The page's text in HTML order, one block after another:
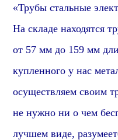
«Трубы стальные
На складе находятся
от 57 мм до 159 мм
купленного у нас
осуществляем своим
не нужно ни о чем
лучшем виде,